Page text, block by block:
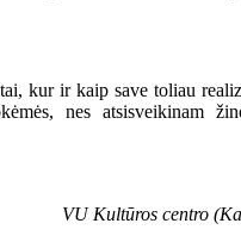
kur ir kaip save toliau
nes atsisveikinam
VU Kultūros centro